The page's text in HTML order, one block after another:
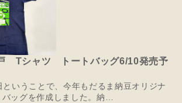
Tシャツ トートバッグ6/10発売予
いうことで、今年もだるま納豆オリジナ
ッグを作成しました。納…